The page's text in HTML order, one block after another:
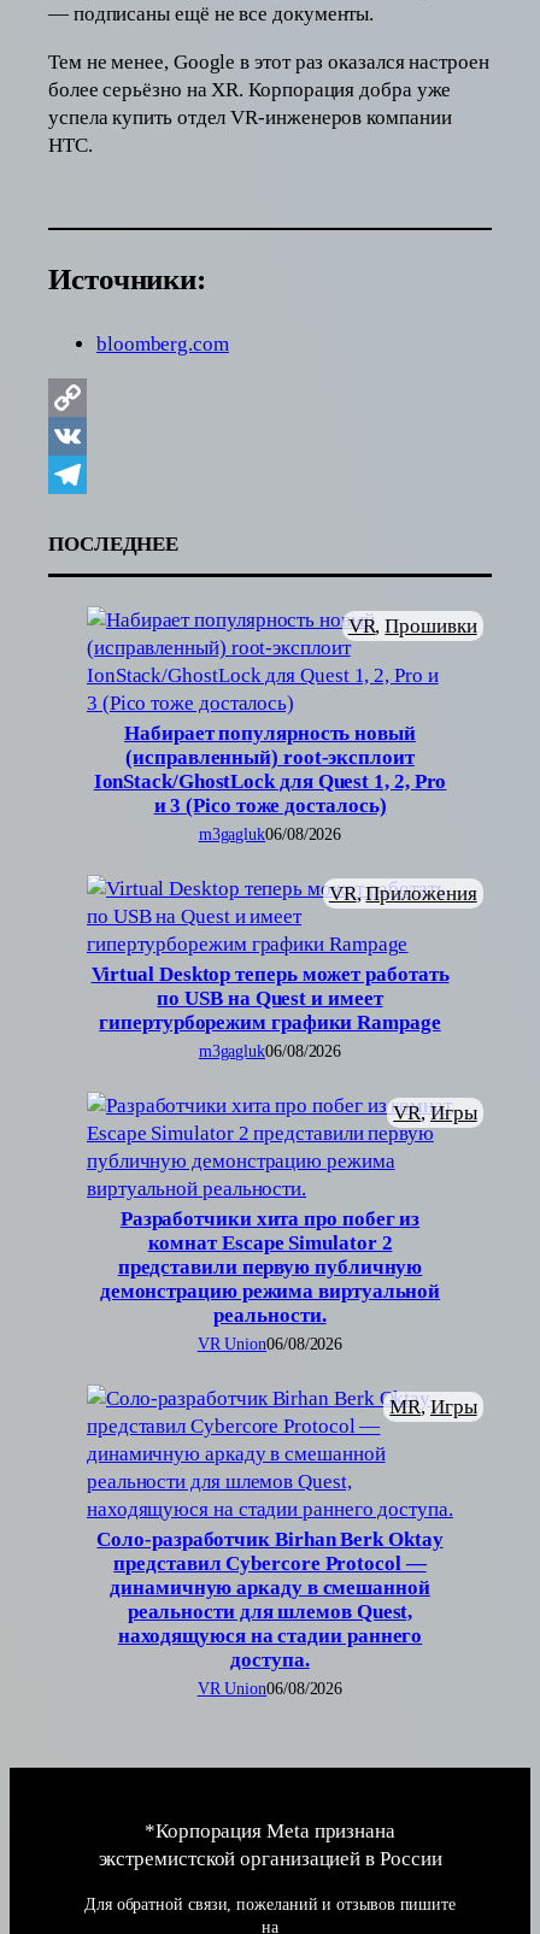
— подписаны ещё не все документы.
Тем не менее, Google в этот раз оказался настроен
более серьёзно на XR. Корпорация добра уже
успела купить отдел VR-инженеров компании
HTC.
Источники:
bloomberg.com
Copy
Link
VK
ПОСЛЕДНЕЕ
Набирает популярность новый
(исправленный) root-эксплоит
IonStack/GhostLock для Quest 1, 2, Pro
и 3 (Pico тоже досталось)
VR, Прошивки
m3gagluk06/08/2026
Virtual Desktop теперь может работать
по USB на Quest и имеет
гипертурборежим графики Rampage
VR, Приложения
m3gagluk06/08/2026
Разработчики хита про побег из
комнат Escape Simulator 2
представили первую публичную
демонстрацию режима виртуальной
реальности.
VR, Игры
VR Union06/08/2026
Соло-разработчик Birhan Berk Oktay
представил Cybercore Protocol —
динамичную аркаду в смешанной
реальности для шлемов Quest,
находящуюся на стадии раннего
доступа.
MR, Игры
VR Union06/08/2026
*Корпорация Meta признана
экстремистской организацией в России
Для обратной связи, пожеланий и отзывов пишите
на